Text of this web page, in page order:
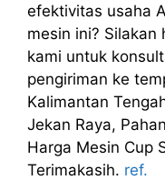
efektivitas usaha
mesin ini? Silakan
kami untuk
pengiriman ke
Kalimantan
Jekan Raya,
Harga Mesin Cup
Terimakasih. ref.